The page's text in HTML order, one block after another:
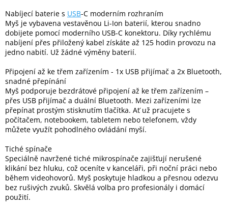
CARTRIDGE
OEM
Sestavy
počítačů
Inpraise
Kamerové
systémy
MILESIGHT
Doprodej
Přihlášení
Nabíjecí baterie s USB-C moderním rozhraním
Myš je vybavena vestavěnou Li-Ion baterií, kterou snadno
dobijete pomocí moderního USB-C konektoru. Díky rychlému
nabíjení přes přiložený kabel získáte až 125 hodin provozu na
jedno nabití. Už žádné výměny baterií.
Připojení až ke třem zařízením - 1x USB přijímač a 2x Bluetooth,
snadné přepínání
Myš podporuje bezdrátové připojení až ke třem zařízením –
přes USB přijímač a duální Bluetooth. Mezi zařízeními lze
přepínat prostým stisknutím tlačítka. Ať už pracujete s
počítačem, notebookem, tabletem nebo telefonem, vždy
můžete využít pohodlného ovládání myší.
Tiché spínače
Speciálně navržené tiché mikrospínače zajišťují nerušené
klikání bez hluku, což oceníte v kanceláři, při noční práci nebo
během videohovorů. Myš poskytuje hladkou a přesnou odezvu
bez rušivých zvuků. Skvělá volba pro profesionály i domácí
použití.